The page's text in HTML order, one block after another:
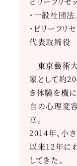
・一般社団
・ビリーフリ
代表取締役
東京藝術大
家として約
き体験を機
自の心理変容
立。
2014年、小
以来12年に
してきた。